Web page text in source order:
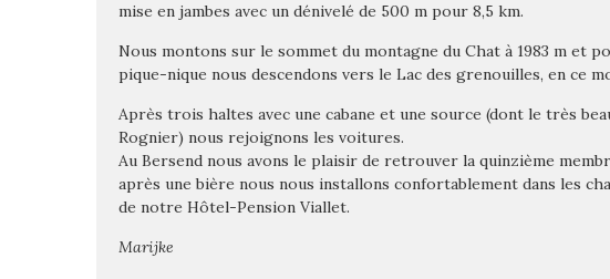
mise en jambes avec un dénivelé de 500 m pour 8,5 km.
Nous montons sur le sommet du montagne du Chat à 1983 m et
pique-nique nous descendons vers le Lac des grenouilles, en ce
Après trois haltes avec une cabane et une source (dont le très
Rognier) nous rejoignons les voitures.
Au Bersend nous avons le plaisir de retrouver la quinzième
après une bière nous nous installons confortablement dans les
de notre Hôtel-Pension Viallet.
Marijke